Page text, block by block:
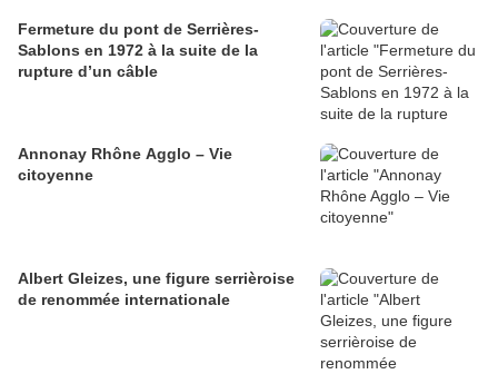
Fermeture du pont de Serrières-
Sablons en 1972 à la suite de la
rupture d’un câble
Annonay Rhône Agglo – Vie
citoyenne
Albert Gleizes, une figure serrièroise
de renommée internationale